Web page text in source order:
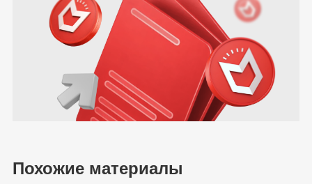
Похожие материалы